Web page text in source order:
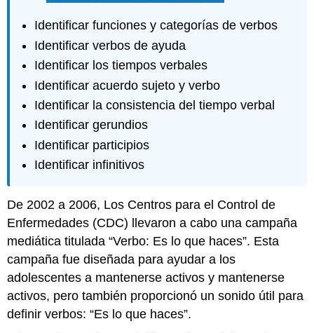
Identificar funciones y categorías de verbos
Identificar verbos de ayuda
Identificar los tiempos verbales
Identificar acuerdo sujeto y verbo
Identificar la consistencia del tiempo verbal
Identificar gerundios
Identificar participios
Identificar infinitivos
De 2002 a 2006, Los Centros para el Control de
Enfermedades (CDC) llevaron a cabo una campaña
mediática titulada “Verbo: Es lo que haces”. Esta
campaña fue diseñada para ayudar a los
adolescentes a mantenerse activos y mantenerse
activos, pero también proporcionó un sonido útil para
definir verbos: “Es lo que haces”.